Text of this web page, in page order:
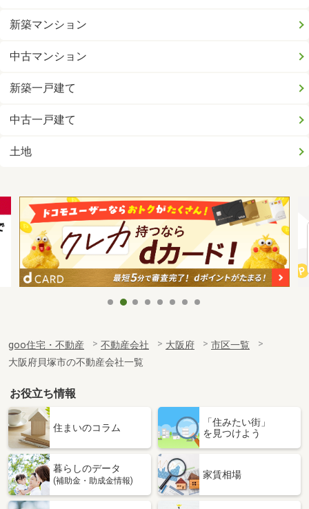
新築マンション
中古マンション
新築一戸建て
中古一戸建て
土地
goo住宅・不動産 不動産会社 大阪府
市区一覧
大阪府貝塚市の不動産会社一覧
お役立ち情報
住まいのコラム
「住みたい街」
を見つけよう
暮らしのデータ
(補助金・助成金情報)
家賃相場